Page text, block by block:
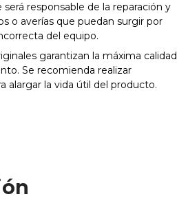
será responsable de la reparación y
o averías que puedan surgir por
del equipo.
garantizan la máxima calidad
Se recomienda realizar
alargar la vida útil del producto.